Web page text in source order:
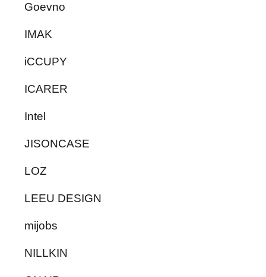
Goevno
IMAK
iCCUPY
ICARER
Intel
JISONCASE
LOZ
LEEU DESIGN
mijobs
NILLKIN